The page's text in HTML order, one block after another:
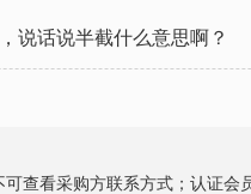
说话说半截什么意思啊？
可查看采购方联系方式；认证